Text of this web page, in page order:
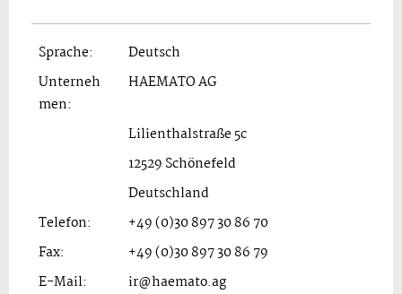
Sprache:
Deutsch
Unterneh
men:
HAEMATO AG
Lilienthalstraße 5c
12529 Schönefeld
Deutschland
Telefon:
+49 (0)30 897 30 86 70
Fax:
+49 (0)30 897 30 86 79
E-Mail:
ir@haemato.ag